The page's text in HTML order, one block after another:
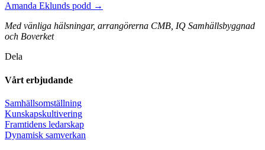
Amanda Eklunds podd →
Med vänliga hälsningar, arrangörerna CMB, IQ Samhällsbyggnad
och Boverket
Dela
Vårt erbjudande
Samhällsomställning
Kunskapskultivering
Framtidens ledarskap
Dynamisk samverkan